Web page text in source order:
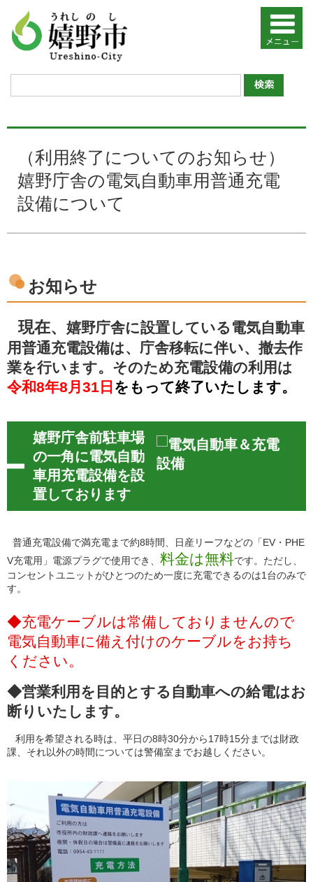
（利用終了についてのお知らせ）
嬉野庁舎の電気自動車用普通充電
設備について
お知らせ
現在、 嬉野庁舎に設置している電気自動車
用普通充電設備は、庁舎移転に伴い、撤去作
業を行います。 そのため充電設備の利用は
令和8年8月31日 をもって終了いたします。
嬉野庁舎前駐車場
の一角に電気自動
車用充電設備を設
置しております
普通充電設備で満充電まで約8時間、日産リーフなどの「EV・PHE
V充電用」電源プラグで使用でき、 料金は無料です。ただし、
コンセントユニットがひとつのため一度に充電できるのは1台のみで
す。
◆充電ケーブルは常備しておりませんので
電気自動車に備え付けのケーブルをお持ち
ください。
◆営業利用を目的とする自動車への給電はお
断りいたします。
利用を希望される時は、平日の8時30分から17時15分までは財政
課、それ以外の時間については警備室までお越しください。